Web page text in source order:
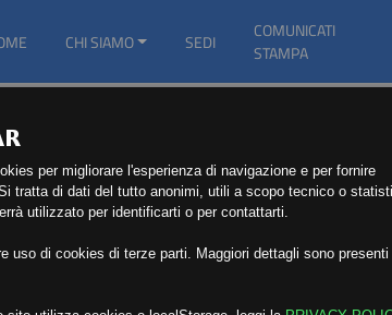
CHI SIAMO SEDI
COMUNICATI
STAMPA
per migliorare l'esperienza di navigazione e per fornire
tratta di dati del tutto anonimi, utili a scopo tecnico o
utilizzato per identificarti o per contattarti.
uso di cookies di terze parti. Maggiori dettagli sono